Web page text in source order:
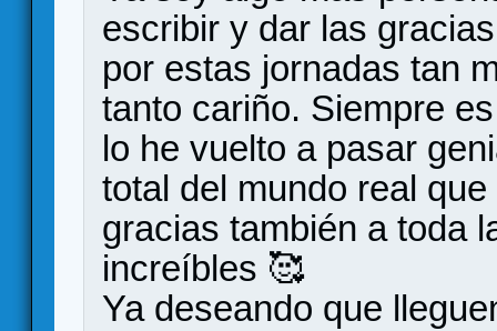
escribir y dar las
por estas jornadas tan
tanto cariño. Siempre
lo he vuelto a pasar
total del mundo real
gracias también a toda
increíbles 🥰
Ya deseando que